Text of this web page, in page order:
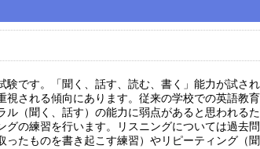
です。「聞く、話す、読む、書く」能力が試され
視される傾向にあります。従来の学校での英語教
（聞く、話す）の能力に弱点があると思われる
グの練習を行います。リスニングについては過去
たものを書き起こす練習）やリピーティング（